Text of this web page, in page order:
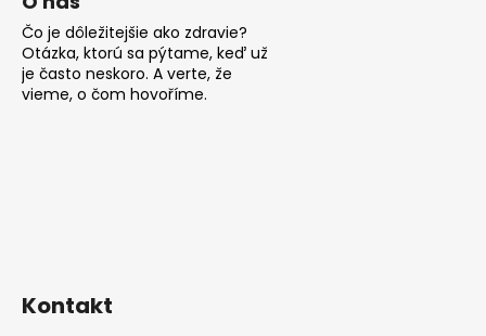
Čo je dôležitejšie ako zdravie?
Otázka, ktorú sa pýtame, keď už
je často neskoro. A verte, že
vieme, o čom hovoříme.
Kontakt